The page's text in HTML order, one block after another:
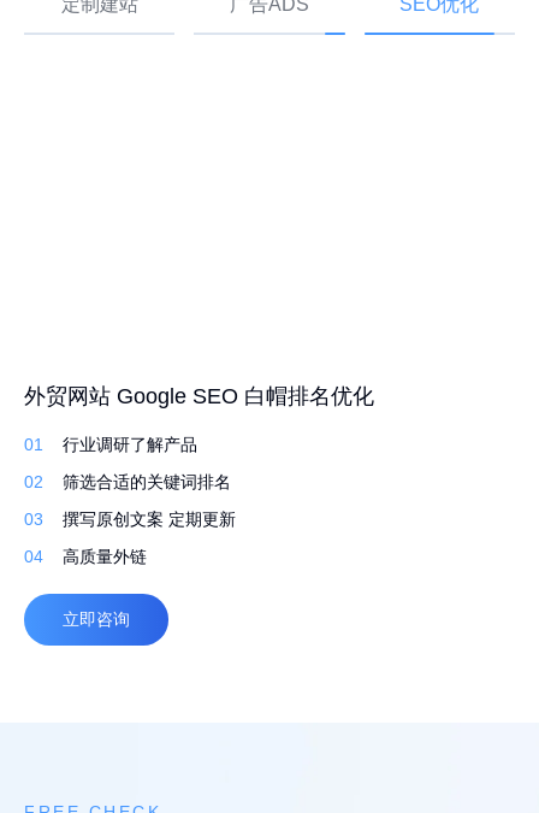
定制建站 广告ADS SEO优化
高转化外贸建站 持续获取询盘
01
先策划，再建站
02
定制建站系统，灵活易用
03
定制化设计，打造独特品牌
04
自适应，多语言
立即咨询
Google ADS 高转化运营
01
ADS投放前调研
02
广告着落页定制设计
03
定制不同预算方案
04
询盘转化跟踪及分析
立即咨询
外贸网站 Google SEO 白帽排名优化
01
行业调研了解产品
02
筛选合适的关键词排名
03
撰写原创文案 定期更新
04
高质量外链
立即咨询